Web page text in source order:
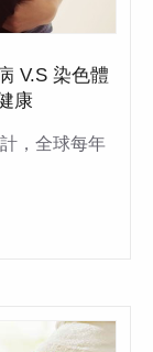
V.S 染色體
康
，全球每年